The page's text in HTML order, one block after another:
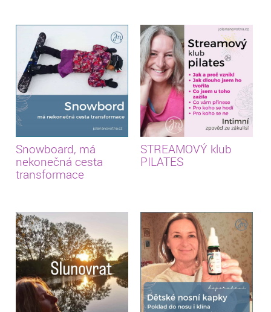
Snowboard, má
nekonečná cesta
transformace
STREAMOVÝ klub
PILATES